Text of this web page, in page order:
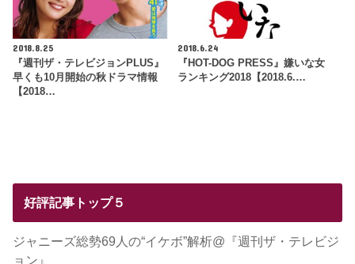
2018.8.25
『週刊ザ・テレビジョンPLUS』
早くも10月開始の秋ドラマ情報
【2018…
2018.6.24
『HOT-DOG PRESS』嫌いな女
ランキング2018【2018.6.…
好評記事トップ５
ジャニーズ総勢69人の“イケボ”解析@『週刊ザ・テレビジ
ョン』